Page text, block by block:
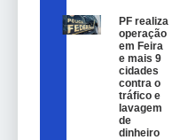
PF realiza
operação
em Feira
e mais 9
cidades
contra o
tráfico e
lavagem
de
dinheiro